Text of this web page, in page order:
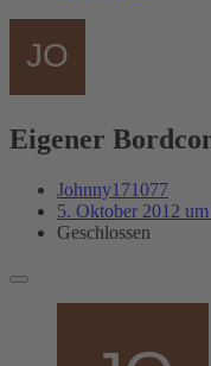
Eigener
Johnny171077
5. Oktober 2012 um
Geschlossen